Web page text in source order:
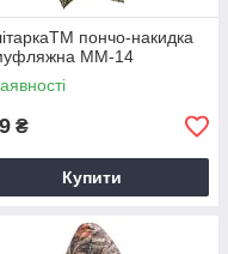
пончо-накидка
ММ-14
₴
Купити